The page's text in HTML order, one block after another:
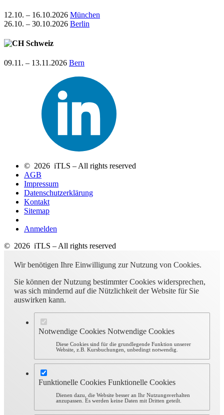
12.10. – 16.10.2026 München
26.10. – 30.10.2026 Berlin
Schweiz
09.11. – 13.11.2026 Bern
© 2026 iTLS – All rights reserved
AGB
Impressum
Datenschutzerklärung
Kontakt
Sitemap
Anmelden
© 2026 iTLS – All rights reserved
Wir benötigen Ihre Einwilligung zur Nutzung von Cookies.
Sie können der Nutzung bestimmter Cookies widersprechen,
was sich mindernd auf die Nützlichkeit der Website für Sie
auswirken kann.
Notwendige Cookies Notwendige Cookies
Diese Cookies sind für die grundlegende Funktion unserer
Website, z.B. Kursbuchungen, unbedingt notwendig.
Funktionelle Cookies Funktionelle Cookies
Dienen dazu, die Website besser an Ihr Nutzungsverhalten
anzupassen. Es werden keine Daten mit Dritten geteilt.